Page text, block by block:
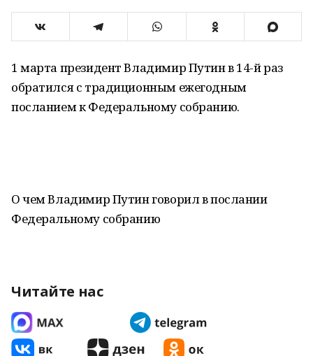
1 марта президент Владимир Путин в 14-й раз
обратился с традиционным ежегодным
посланием к Федеральному собранию.
О чем Владимир Путин говорил в послании
Федеральному собранию
Читайте нас